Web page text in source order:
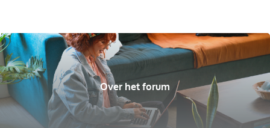
Over het forum